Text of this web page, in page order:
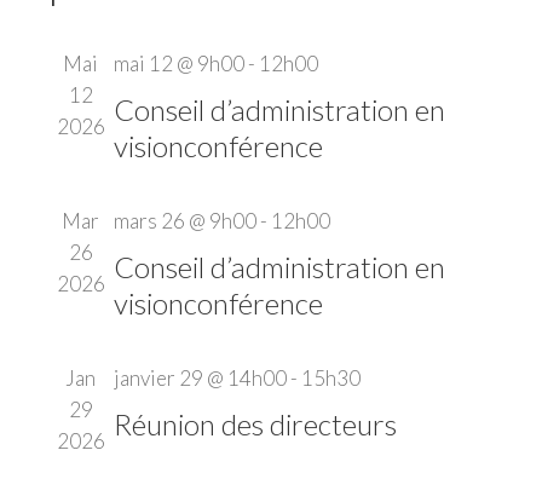
Mai
12
2026
mai 12 @ 9h00- 12h00
Conseil d’administration en
visionconférence
Mar
26
2026
mars 26 @ 9h00- 12h00
Conseil d’administration en
visionconférence
Jan
29
2026
janvier 29 @ 14h00- 15h30
Réunion des directeurs